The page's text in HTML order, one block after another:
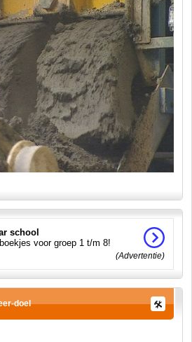
school
voor groep 1 t/m 8!
(Advertentie)
doel